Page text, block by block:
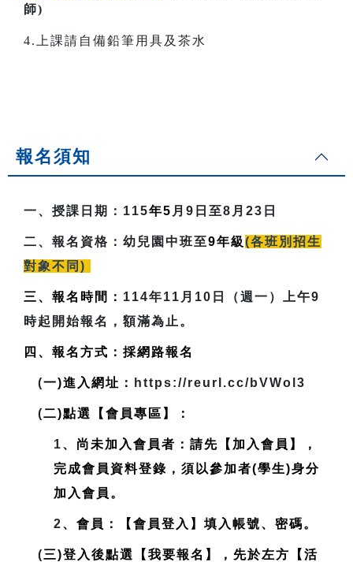
師)
4.上課請自備鉛筆用具及茶水
報名須知
一、授課日期： 115年5 月9日至8月23日
二、報名資格： 幼兒園中班至9年級(各班別招生
對象不同)
三、報名時間： 114年11月10日（週一）上午9
時起開始報名，額滿為止。
四、報名方式：採網路報名
(一)進入網址： https://reurl.cc/bVWol3
(二)點選【會員專區】：
1、尚未加入會員者：請先【加入會員】，
完成會員資料登錄， 須以參加者(學生)身分
加入會員 。
2、會員：【會員登入】填入帳號、密碼。
(三)登入後點選【我要報名】，先於左方【活